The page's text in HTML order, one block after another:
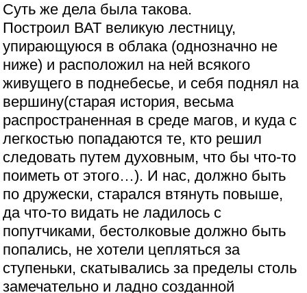
Суть же дела была такова.
Построил ВАТ великую лестницу,
упирающуюся в облака (однозначно не
ниже) и расположил на ней всякого
живущего в поднебесье, и себя поднял на
вершину(старая история, весьма
распространенная в среде магов, и куда с
легкостью попадаются те, кто решил
следовать путем духовным, что бы что-то
поиметь от этого…). И нас, должно быть
по дружески, старался втянуть повыше,
да что-то видать не ладилось с
попутчиками, бестолковые должно быть
попались, не хотели цепляться за
ступеньки, скатывались за пределы столь
замечательно и ладно созданной